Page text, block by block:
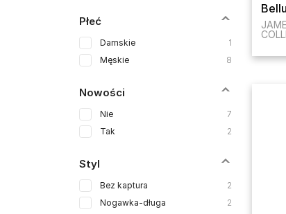
Płeć
Damskie
1
Męskie
8
Nowości
Nie
7
Tak
2
Styl
Bez kaptura
2
Nogawka-długa
2